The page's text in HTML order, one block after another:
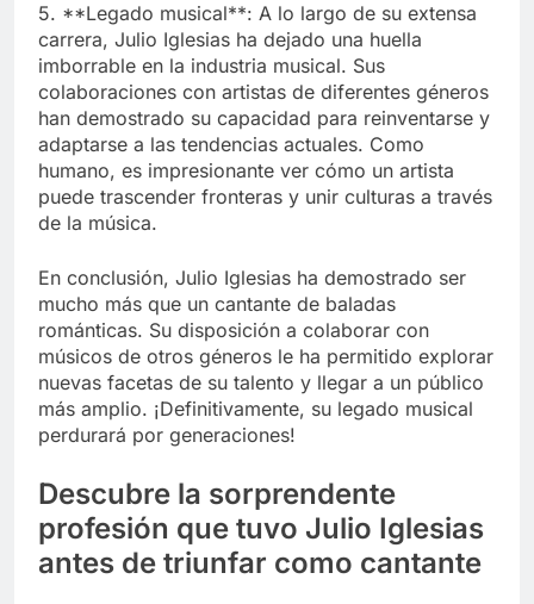
5. **Legado musical**: A lo largo de su extensa
carrera, Julio Iglesias ha dejado una huella
imborrable en la industria musical. Sus
colaboraciones con artistas de diferentes géneros
han demostrado su capacidad para reinventarse y
adaptarse a las tendencias actuales. Como
humano, es impresionante ver cómo un artista
puede trascender fronteras y unir culturas a través
de la música.
En conclusión, Julio Iglesias ha demostrado ser
mucho más que un cantante de baladas
románticas. Su disposición a colaborar con
músicos de otros géneros le ha permitido explorar
nuevas facetas de su talento y llegar a un público
más amplio. ¡Definitivamente, su legado musical
perdurará por generaciones!
Descubre la sorprendente
profesión que tuvo Julio Iglesias
antes de triunfar como cantante